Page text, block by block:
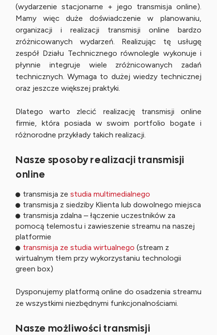
(wydarzenie stacjonarne + jego transmisja online).
Mamy więc duże doświadczenie w planowaniu,
organizacji i realizacji transmisji online bardzo
zróżnicowanych wydarzeń. Realizując tę usługę
zespół Działu Technicznego równolegle wykonuje i
płynnie integruje wiele zróżnicowanych zadań
technicznych. Wymaga to dużej wiedzy technicznej
oraz jeszcze większej praktyki.
Dlatego warto zlecić realizację transmisji online
firmie, która posiada w swoim portfolio bogate i
różnorodne przykłady takich realizacji.
Nasze sposoby realizacji transmisji
online
transmisja ze studia multimedialnego
transmisja z siedziby Klienta lub dowolnego miejsca
transmisja zdalna – łączenie uczestników za
pomocą telemostu i zawieszenie streamu na naszej
platformie
transmisja ze studia wirtualnego (stream z
wirtualnym tłem przy wykorzystaniu technologii
green box)
Dysponujemy platformą online do osadzenia streamu
ze wszystkimi niezbędnymi funkcjonalnościami.
Nasze możliwości transmisji